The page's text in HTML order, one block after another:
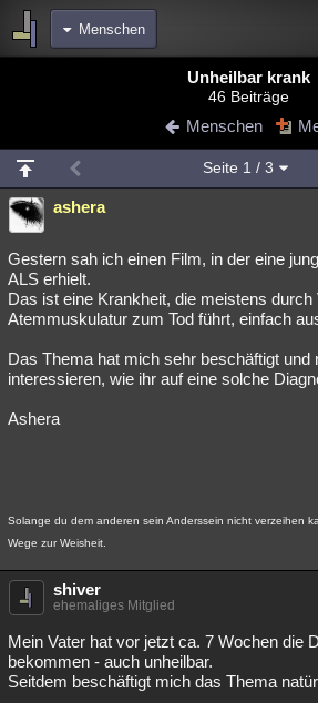
Menschen
Blogs
Chat Wiki Neuigkeiten
meine Rubriken
Menschen
Spiritualität Verschwörungen
Natur Umfragen Unterhaltung
Philosophie Träume Orte Esoterik
Astronomie
Besucht Teilgenommen Alle
Unheilbar krank
46 Beiträge
Menschen
Seite 1 / 3
ashera
Gestern sah ich einen Film, in der eine
ALS erhielt.
Das ist eine Krankheit, die meistens durch
Atemmuskulatur zum Tod führt, einfach
Das Thema hat mich sehr beschäftigt und
interessieren, wie ihr auf eine solche
Ashera
Solange du dem anderen sein Anderssein nicht verzeihen
Wege zur Weisheit.
shiver
ehemaliges Mitglied
Mein Vater hat vor jetzt ca. 7 Wochen die
bekommen - auch unheilbar.
Seitdem beschäftigt mich das Thema